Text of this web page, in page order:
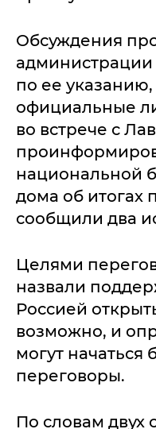
Обсуждения
по ее
официальные
во встрече с
национальной
дома об итогах
сообщили два
Целями
назвали
Россией
возможно, и
могут
переговоры.
По словам двух